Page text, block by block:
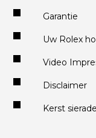
Garantie
Uw Rolex
Video
Disclaimer
Kerst